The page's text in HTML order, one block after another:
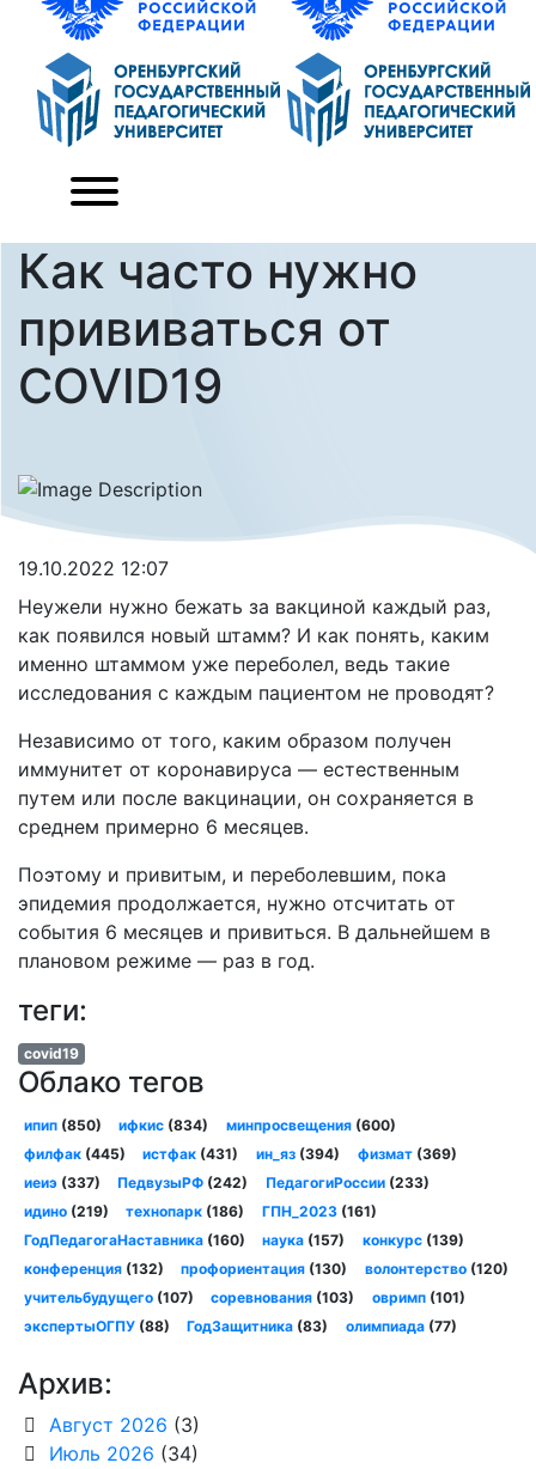
Как часто нужно
прививаться от
COVID19
19.10.2022 12:07
Неужели нужно бежать за вакциной каждый раз,
как появился новый штамм? И как понять, каким
именно штаммом уже переболел, ведь такие
исследования с каждым пациентом не проводят?
Независимо от того, каким образом получен
иммунитет от коронавируса — естественным
путем или после вакцинации, он сохраняется в
среднем примерно 6 месяцев.
Поэтому и привитым, и переболевшим, пока
эпидемия продолжается, нужно отсчитать от
события 6 месяцев и привиться. В дальнейшем в
плановом режиме — раз в год.
теги:
covid19
Облако тегов
ипип(850) ифкис (834) минпросвещения(600)
филфак(445) истфак (431) ин_яз(394) физмат(369)
иеиэ(337) ПедвузыРФ (242) ПедагогиРоссии(233)
идино(219) технопарк (186) ГПН_2023(161)
ГодПедагогаНаставника(160) наука (157) конкурс(139)
конференция(132) профориентация (130) волонтерство(120)
учительбудущего(107) соревнования (103) овримп(101)
экспертыОГПУ(88) ГодЗащитника (83) олимпиада(77)
Архив:
Август 2026 (3)
Июль 2026 (34)